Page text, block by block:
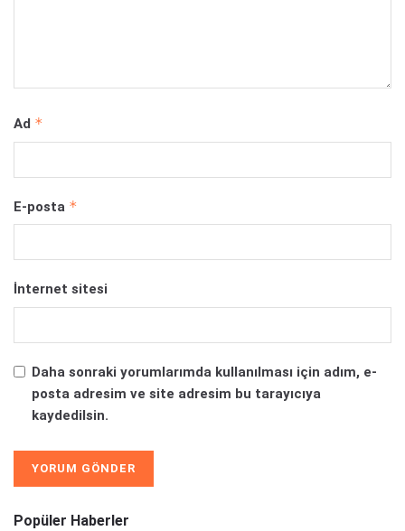
Ad *
E-posta *
İnternet sitesi
Daha sonraki yorumlarımda kullanılması için adım, e-
posta adresim ve site adresim bu tarayıcıya
kaydedilsin.
Alternative:
Popüler Haberler